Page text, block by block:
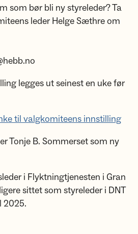
som bør bli ny styreleder? Ta
leder Helge Sæthre om
legges ut seinest en uke før
til valgkomiteens innstilling
Tonje B. Sommerset som ny
i Flyktningtjenesten i Gran
sittet som styreleder i DNT
2025.